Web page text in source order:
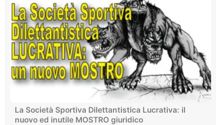
La Società Sportiva Dilettantistica Lucrativa: il
nuovo ed inutile MOSTRO giuridico